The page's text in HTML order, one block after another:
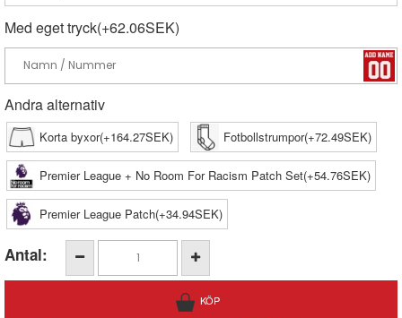
Med eget tryck(+62.06SEK)
Andra alternativ
Korta byxor(+164.27SEK) Fotbollstrumpor(+72.49SEK)
Premier League + No Room For Racism Patch Set(+54.76SEK)
Premier League Patch(+34.94SEK)
Antal: